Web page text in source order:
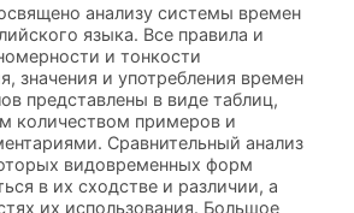
анализу системы времен
языка. Все правила и
и тонкости
значения и употребления времен
представлены в виде таблиц,
количеством примеров и
Сравнительный анализ
видовременных форм
в их сходстве и различии, а
их использования. Большое